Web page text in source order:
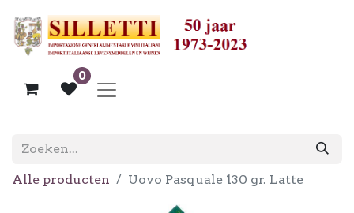
0
Alle producten Uovo Pasquale 130 gr. Latte